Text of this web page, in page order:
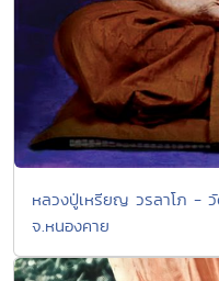
หลวงปู่เหรียญ วรลาโภ -
จ.หนองคาย